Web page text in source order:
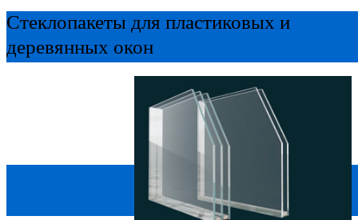
Стеклопакеты для пластиковых и
деревянных окон